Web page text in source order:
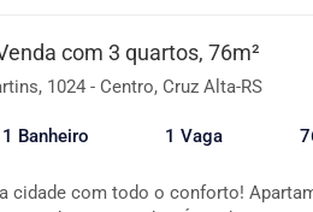
com 3 quartos, 76m²
1024 - Centro, Cruz Alta-RS
1 Banheiro 1 Vaga
cidade com todo o conforto!